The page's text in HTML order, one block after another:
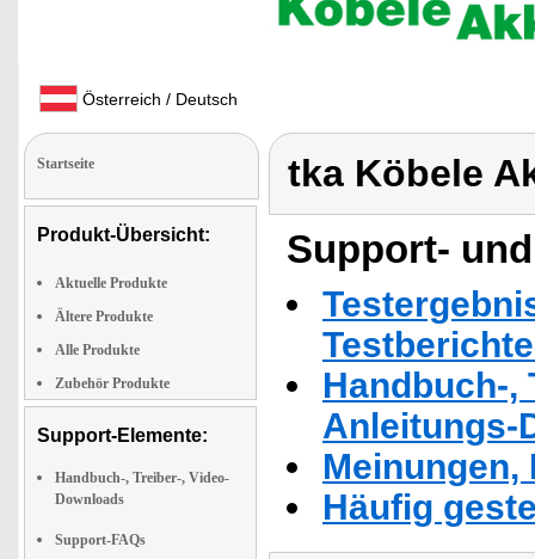
Österreich / Deutsch
Startseite
Produkt-Übersicht:
Aktuelle Produkte
Ältere Produkte
Alle Produkte
Zubehör Produkte
Support-Elemente:
Handbuch-, Treiber-, Video-
Downloads
Support-FAQs
tka Köbele
Support-
Handbuch-,
Anleitungs-
Häufig